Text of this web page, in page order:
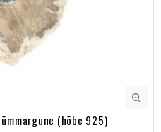
ümmargune (hõbe 925)